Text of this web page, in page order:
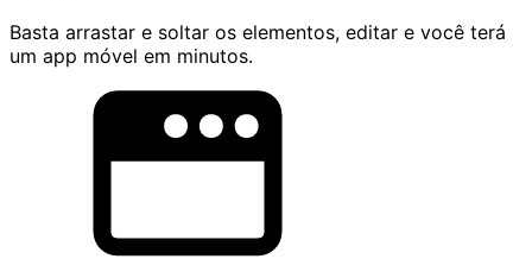
Basta arrastar e soltar os elementos, editar e você terá
um app móvel em minutos.